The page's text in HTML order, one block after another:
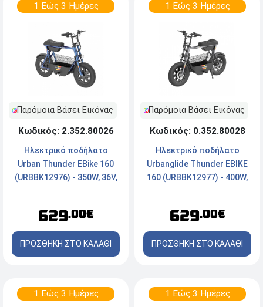
1 Εώς 3 Ημέρες
Παρόμοια Βάσει Εικόνας
Κωδικός: 2.352.80026
Ηλεκτρικό ποδήλατο
Urban Thunder EBike 160
(URBBK12976) - 350W, 36V,
629.00€
ΠΡΟΣΘΗΚΗ ΣΤΟ ΚΑΛΑΘΙ
1 Εώς 3 Ημέρες
Παρόμοια Βάσει Εικόνας
Κωδικός: 0.352.80028
Ηλεκτρικό ποδήλατο
Urbanglide Τhunder EBIKE
160 (URBBK12977) - 400W,
629.00€
ΠΡΟΣΘΗΚΗ ΣΤΟ ΚΑΛΑΘΙ
1 Εώς 3 Ημέρες 1 Εώς 3 Ημέρες